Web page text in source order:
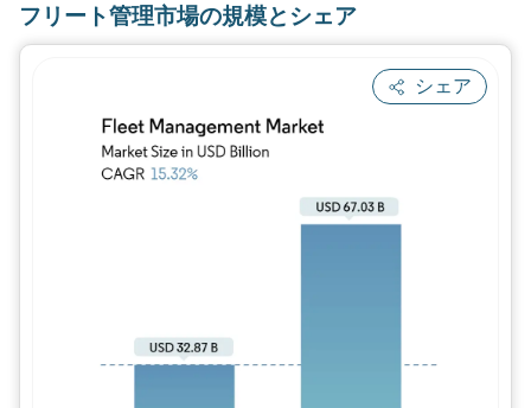
フリート管理市場の規模とシェア
シェア